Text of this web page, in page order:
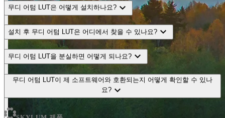
무디 어텀 LUT은 어떻게 설치하나요? expand_more
설치 후 무디 어텀 LUT은 어디에서 찾을 수 있나요? expand_more
무디 어텀 LUT을 분실하면 어떻게 되나요? expand_more
무디 어텀 LUT이 제 소프트웨어와 호환되는지 어떻게 확인할 수 있나
요? expand_more